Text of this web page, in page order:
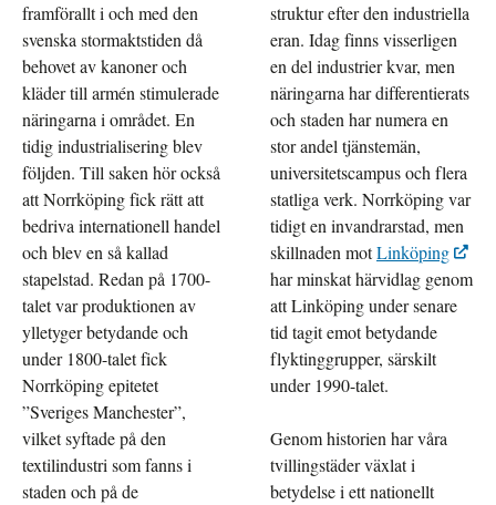
framförallt i och med den
svenska stormaktstiden då
behovet av kanoner och
kläder till armén stimulerade
näringarna i området. En
tidig industrialisering blev
följden. Till saken hör också
att Norrköping fick rätt att
bedriva internationell handel
och blev en så kallad
stapelstad. Redan på 1700-
talet var produktionen av
ylletyger betydande och
under 1800-talet fick
Norrköping epitetet
”Sveriges Manchester”,
vilket syftade på den
textilindustri som fanns i
staden och på de
struktur efter den industriella
eran. Idag finns visserligen
en del industrier kvar, men
näringarna har differentierats
och staden har numera en
stor andel tjänstemän,
universitetscampus och flera
statliga verk. Norrköping var
tidigt en invandrarstad, men
skillnaden motLinköping
har minskat härvidlag genom
att Linköping under senare
tid tagit emot betydande
flyktinggrupper, särskilt
under 1990-talet.
Genom historien har våra
tvillingstäder växlat i
betydelse i ett nationellt